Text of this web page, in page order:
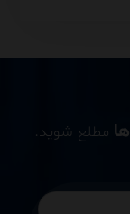
مطلع شوید.